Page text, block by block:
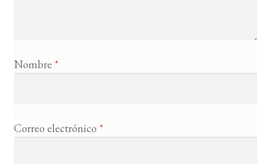
Nombre *
Correo electrónico *